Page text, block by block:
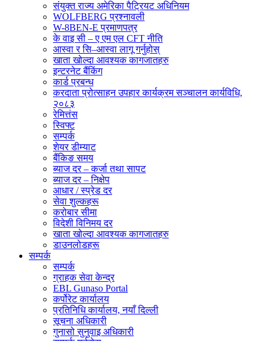
संयुक्त राज्य अमेरिका पैट्रियट अधिनियम
WOLFBERG प्रश्नावली
W-8BEN-E प्रमाणपत्र
के वाइ सी – ए एम एल CFT नीति
आस्वा र सि–आस्वा लागू गर्नुहोस्
खाता खोल्दा आवश्यक कागजातहरु
इन्टरनेट बैंकिंग
कार्ड प्रबन्ध
करदाता प्रोत्साहन उपहार कार्यक्रम सञ्चालन कार्यविधि,
२०८३
रेमित्तंस
स्विफ्ट
सम्पर्क
शेयर डीम्याट
बैंकिङ समय
ब्याज दर – कर्जा तथा सापट
ब्याज दर – निक्षेप
आधार / स्प्रेड दर
सेवा शुल्कहरू
करोबार सीमा
विदेशी विनिमय दर
खाता खोल्दा आवश्यक कागजातहरु
डाउनलोडहरू
सम्पर्क
सम्पर्क
ग्राहक सेवा केन्द्र
EBL Gunaso Portal
कर्पोरेट कार्यालय
प्रतिनिधि कार्यालय, नयाँ दिल्ली
सूचना अधिकारी
गुनासो सुनुवाइ अधिकारी